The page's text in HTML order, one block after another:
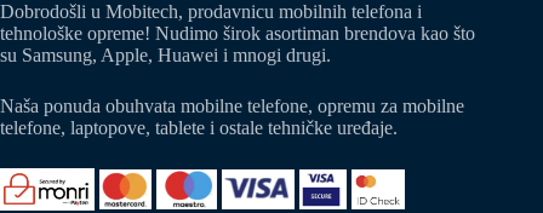
Dobrodošli u Mobitech, prodavnicu mobilnih telefona i
tehnološke opreme! Nudimo širok asortiman brendova kao što
su Samsung, Apple, Huawei i mnogi drugi.
Naša ponuda obuhvata mobilne telefone, opremu za mobilne
telefone, laptopove, tablete i ostale tehničke uređaje.